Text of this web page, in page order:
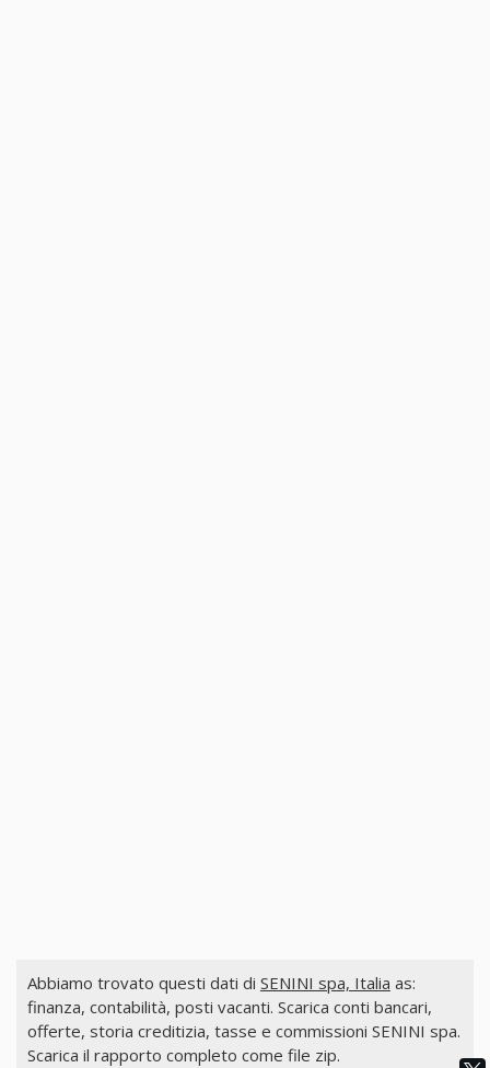
Abbiamo trovato questi dati di SENINI spa, Italia as:
finanza, contabilità, posti vacanti. Scarica conti bancari,
offerte, storia creditizia, tasse e commissioni SENINI spa.
Scarica il rapporto completo come file zip.